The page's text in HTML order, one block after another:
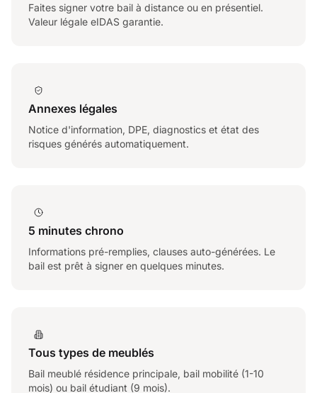
Faites signer votre bail à distance ou en présentiel.
Valeur légale eIDAS garantie.
Annexes légales
Notice d'information, DPE, diagnostics et état des
risques générés automatiquement.
5 minutes chrono
Informations pré-remplies, clauses auto-générées. Le
bail est prêt à signer en quelques minutes.
Tous types de meublés
Bail meublé résidence principale, bail mobilité (1-10
mois) ou bail étudiant (9 mois).